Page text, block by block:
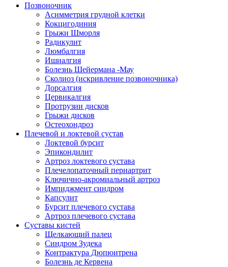
Позвоночник
Асимметрия грудной клетки
Кокцигодиния
Грыжи Шморля
Радикулит
Люмбалгия
Ишиалгия
Болезнь Шейермана -Мау
Сколиоз (искривление позвоночника)
Дорсалгия
Цервикалгия
Протрузии дисков
Грыжи дисков
Остеохондроз
Плечевой и локтевой сустав
Локтевой бурсит
Эпикондилит
Артроз локтевого сустава
Плечелопаточный периартрит
Ключично-акромиальный артроз
Импиджмент синдром
Капсулит
Бурсит плечевого сустава
Артроз плечевого сустава
Суставы кистей
Щелкающий палец
Синдром Зудека
Контрактура Дюпюитрена
Болезнь де Кервена